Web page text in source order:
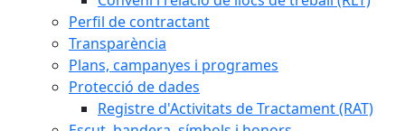
Perfil de contractant
Transparència
Plans, campanyes i programes
Protecció de dades
Registre d'Activitats de Tractament (RAT)